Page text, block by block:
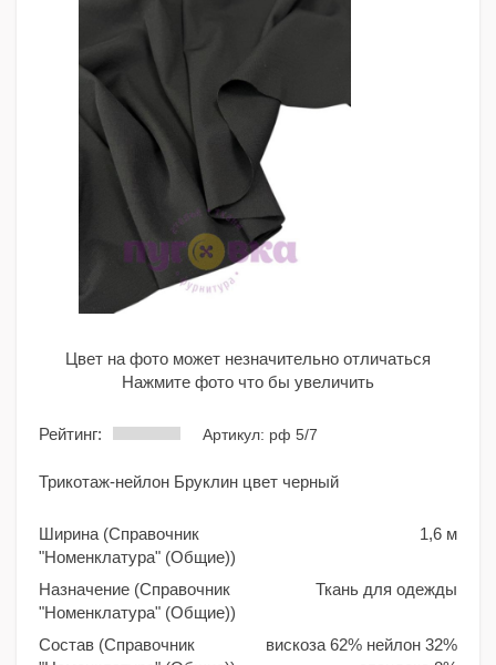
Цвет на фото может незначительно отличаться
Нажмите фото что бы увеличить
Рейтинг: Артикул: рф 5/7
Трикотаж-нейлон Бруклин цвет черный
Ширина (Справочник
"Номенклатура" (Общие))
1,6 м
Назначение (Справочник
"Номенклатура" (Общие))
Ткань для одежды
Состав (Справочник
вискоза 62% нейлон 32%